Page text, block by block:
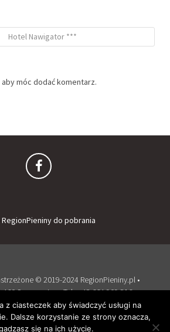
Hotel Nawigator ***
aby móc dodać komentarz.
do pobrania
© 2019-2024 RegionPieniny.pl •
Szczawnica • Tel: + 48 664 909 516
Zaloguj
Dodaj obiekt
WordPress iListablebyPixelGrade.
z ciasteczek aby świadczyć usługi na
Dalsze korzystanie ze strony oznacza,
się na ich użycie.